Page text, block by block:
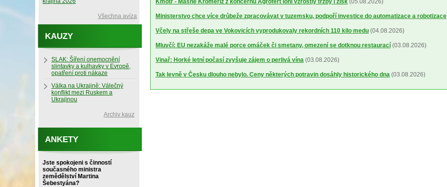
Kmotr - Masně Kroměříž z koncernu Agrofert loni vzrostly tržby i zisk (05.08.2026)
Ministerstvo chce více drůbeže zpracovávat v tuzemsku, podpoří investice do automatizace a robotizace
Včely na střeše depa ve Vokovicích vyprodukovaly rekordních 110 kilo medu (04.08.2026)
Mluvčí: EU nezakáže malé porce omáček či smetany, omezení se dotknou restaurací (03.08.2026)
Vinař: Horké letní počasí zvyšuje zájem o perlivá vína (03.08.2026)
Tak levně v Česku dlouho nebylo. Ceny některých potravin dosáhly historického dna (03.08.2026)
Všechna avíza
KAUZY
SLAK: Šíření onemocnění
slintavky a kulhavky v Evropě,
opatření proti nákaze
Válka na Ukrajině: Válečný
konflikt mezi Ruskem a
Ukrajinou
Archiv kauz
ANKETY
Jste spokojeni s činností
současného ministra
zemědělství Martina
Šebestyána?